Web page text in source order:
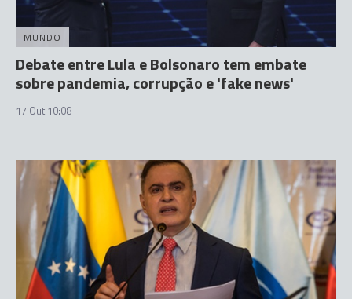
MUNDO
Debate entre Lula e Bolsonaro tem embate
sobre pandemia, corrupção e 'fake news'
17 Out 10:08